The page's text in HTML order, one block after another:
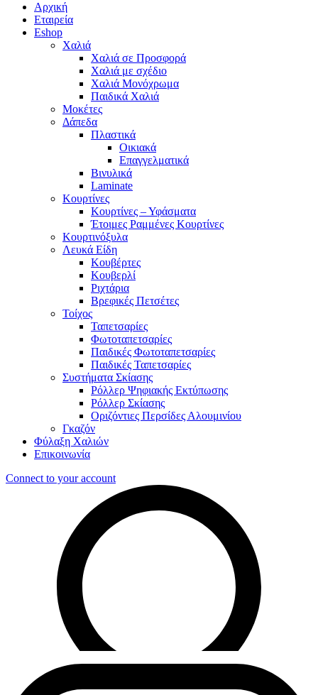
Αρχική
Εταιρεία
Eshop
Χαλιά
Χαλιά σε Προσφορά
Χαλιά με σχέδιο
Χαλιά Μονόχρωμα
Παιδικά Χαλιά
Μοκέτες
Δάπεδα
Πλαστικά
Οικιακά
Επαγγελματικά
Βινυλικά
Laminate
Κουρτίνες
Κουρτίνες – Υφάσματα
Έτοιμες Ραμμένες Κουρτίνες
Κουρτινόξυλα
Λευκά Είδη
Κουβέρτες
Κουβερλί
Ριχτάρια
Βρεφικές Πετσέτες
Τοίχος
Ταπετσαρίες
Φωτοταπετσαρίες
Παιδικές Φωτοταπετσαρίες
Παιδικές Ταπετσαρίες
Συστήματα Σκίασης
Ρόλλερ Ψηφιακής Εκτύπωσης
Ρόλλερ Σκίασης
Οριζόντιες Περσίδες Αλουμινίου
Γκαζόν
Φύλαξη Χαλιών
Επικοινωνία
Connect to your account